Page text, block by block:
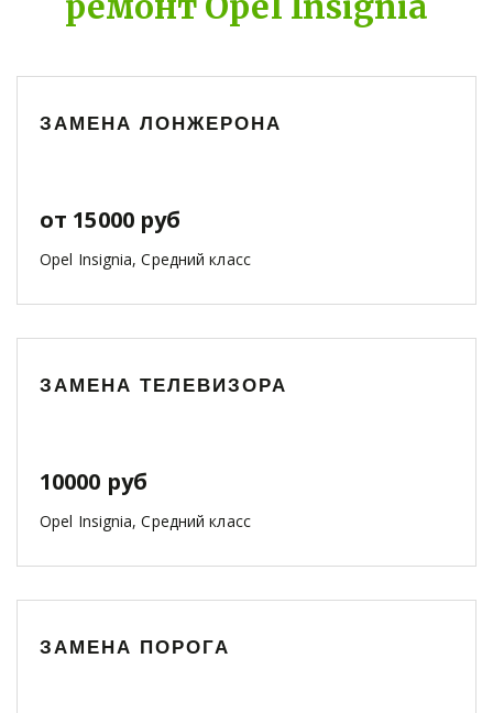
ЗАМЕНА ЛОНЖЕРОНА
от 15000 руб
Opel Insignia, Средний класс
ЗАМЕНА ТЕЛЕВИЗОРА
10000 руб
Opel Insignia, Средний класс
ЗАМЕНА ПОРОГА